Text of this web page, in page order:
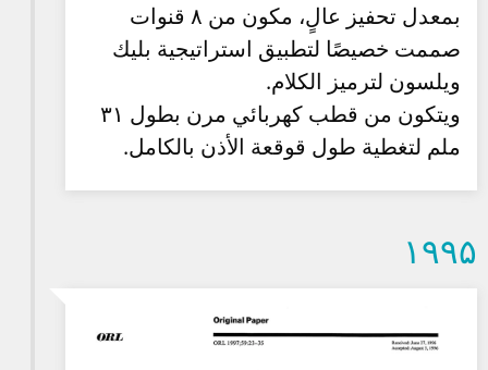
بمعدل تحفيز عالٍ، مكون من ٨ قنوات
صممت خصيصًا لتطبيق استراتيجية بليك
ويلسون لترميز الكلام.
ويتكون من قطب كهربائي مرن بطول ٣١
ملم لتغطية طول قوقعة الأذن بالكامل.
۱۹۹۵